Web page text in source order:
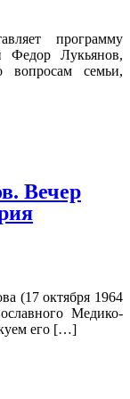
программу
Федор Лукьянов,
вопросам семьи,
Вечер
(17 октября 1964
Медико-
его […]